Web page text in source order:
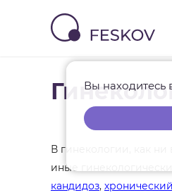
Вы находитесь
В гинекологии, как
иные
кандидоз,